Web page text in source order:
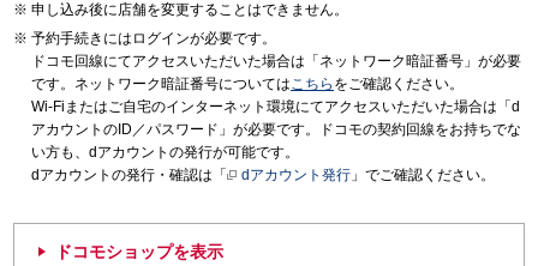
申し込み後に店舗を変更することはできません。
予約手続きにはログインが必要です。
ドコモ回線にてアクセスいただいた場合は「ネットワーク暗証番号」が必要
です。ネットワーク暗証番号についてはこちら をご確認ください。
Wi-Fiまたはご自宅のインターネット環境にてアクセスいただいた場合は「d
アカウントのID／パスワード」が必要です。ドコモの契約回線をお持ちでな
い方も、dアカウントの発行が可能です。
dアカウントの発行・確認は「
dアカウント発行 」でご確認ください。
ドコモショップを表示